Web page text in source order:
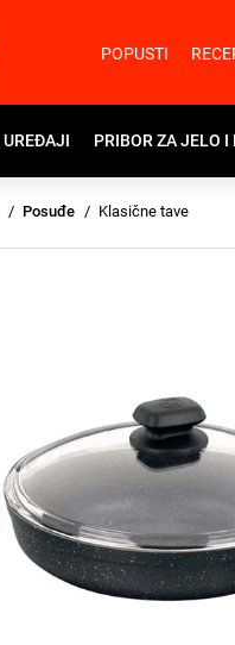
POPUSTI
UREĐAJI PRIBOR ZA JELO I
Posuđe Klasične tave